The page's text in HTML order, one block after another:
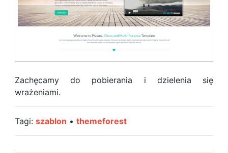
Zachęcamy do pobierania i dzielenia się
wrażeniami.
Tagi: szablon • themeforest